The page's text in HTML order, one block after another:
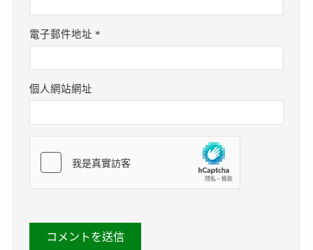
電子郵件地址 *
個人網站網址